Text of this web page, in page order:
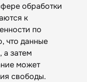
обработки
к
по
что данные
а затем
может
свободы.